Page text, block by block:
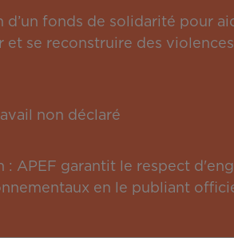
d’un fonds de solidarité pour
et se reconstruire des
non déclaré
: APEF garantit le respect
en le publiant